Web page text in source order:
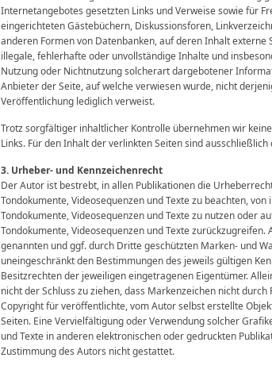
Internetangebotes gesetzten Links und Verweise sowie für
eingerichteten Gästebüchern, Diskussionsforen,
anderen Formen von Datenbanken, auf deren Inhalt externe
illegale, fehlerhafte oder unvollständige Inhalte und
Nutzung oder Nichtnutzung solcherart dargebotener
Anbieter der Seite, auf welche verwiesen wurde, nicht
Veröffentlichung lediglich verweist.
Trotz sorgfältiger inhaltlicher Kontrolle übernehmen wir
Links. Für den Inhalt der verlinkten Seiten sind
3. Urheber- und Kennzeichenrecht
Der Autor ist bestrebt, in allen Publikationen die
Tondokumente, Videosequenzen und Texte zu beachten,
Tondokumente, Videosequenzen und Texte zu nutzen oder
Tondokumente, Videosequenzen und Texte
genannten und ggf. durch Dritte geschützten Marken- und
uneingeschränkt den Bestimmungen des jeweils gültigen
Besitzrechten der jeweiligen eingetragenen Eigentümer.
nicht der Schluss zu ziehen, dass Markenzeichen nicht
Copyright für veröffentlichte, vom Autor selbst erstellte
Seiten. Eine Vervielfältigung oder Verwendung solcher
und Texte in anderen elektronischen oder gedruckten
Zustimmung des Autors nicht gestattet.